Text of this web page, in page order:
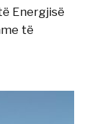
Energjisë
të